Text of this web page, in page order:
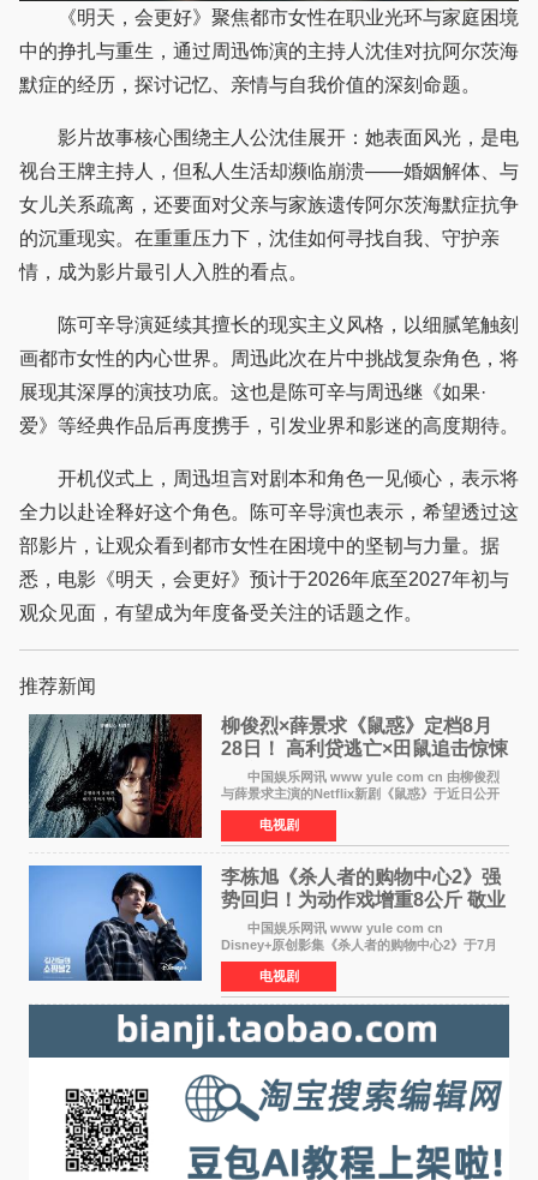
《明天，会更好》聚焦都市女性在职业光环与家庭困境
中的挣扎与重生，通过周迅饰演的主持人沈佳对抗阿尔茨海
默症的经历，探讨记忆、亲情与自我价值的深刻命题。
影片故事核心围绕主人公沈佳展开：她表面风光，是电
视台王牌主持人，但私人生活却濒临崩溃——婚姻解体、与
女儿关系疏离，还要面对父亲与家族遗传阿尔茨海默症抗争
的沉重现实。在重重压力下，沈佳如何寻找自我、守护亲
情，成为影片最引人入胜的看点。
陈可辛导演延续其擅长的现实主义风格，以细腻笔触刻
画都市女性的内心世界。周迅此次在片中挑战复杂角色，将
展现其深厚的演技功底。这也是陈可辛与周迅继《如果·
爱》等经典作品后再度携手，引发业界和影迷的高度期待。
开机仪式上，周迅坦言对剧本和角色一见倾心，表示将
全力以赴诠释好这个角色。陈可辛导演也表示，希望透过这
部影片，让观众看到都市女性在困境中的坚韧与力量。据
悉，电影《明天，会更好》预计于2026年底至2027年初与
观众见面，有望成为年度备受关注的话题之作。
推荐新闻
柳俊烈×薛景求《鼠惑》定档8月
28日！ 高利贷逃亡×田鼠追击惊悚
来袭
中国娱乐网讯 www yule com cn 由柳俊烈
与薛景求主演的Netflix新剧《鼠惑》于近日公开
主海报，正式定档8月28日上线。 海报中，柳
俊烈与薛景求背对背站立，各自朝向相反方向，
幽暗的色调与
电视剧
李栋旭《杀人者的购物中心2》强
势回归！为动作戏增重8公斤 敬业
获赞
中国娱乐网讯 www yule com cn
Disney+原创影集《杀人者的购物中心2》于7月
22日正式上线，由男神李栋旭主演的郑进湾以2 0
完全体强势回归。该剧第一季曾被《纽约时报》
评选为全球最佳影集之一
电视剧